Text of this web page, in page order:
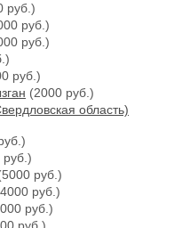
руб.)
руб.)
руб.)
руб.)
(2000 руб.)
область)
руб.)
руб.)
руб.)
руб.)